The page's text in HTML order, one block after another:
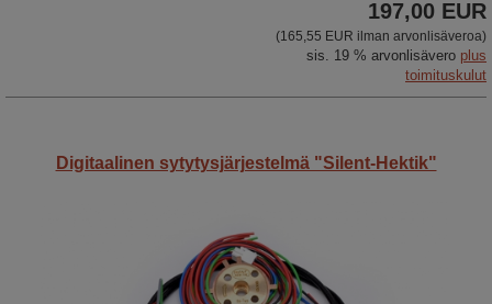
197,00 EUR
(165,55 EUR ilman arvonlisäveroa)
sis. 19 % arvonlisävero plus
toimituskulut
Digitaalinen sytytysjärjestelmä "Silent-Hektik"